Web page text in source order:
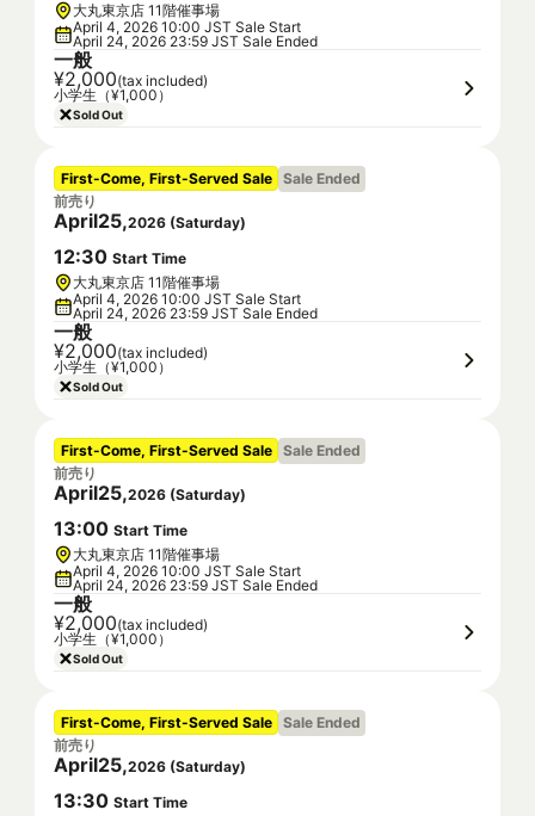
大丸東京店 11階催事場
April 4, 2026 10:00 JST Sale Start
April 24, 2026 23:59 JST Sale Ended
一般
¥2,000(tax included)
小学生（¥1,000）
Sold Out
First-Come, First-Served Sale Sale Ended
前売り
April25,2026 (Saturday)
12:30 Start Time
大丸東京店 11階催事場
April 4, 2026 10:00 JST Sale Start
April 24, 2026 23:59 JST Sale Ended
一般
¥2,000(tax included)
小学生（¥1,000）
Sold Out
First-Come, First-Served Sale Sale Ended
前売り
April25,2026 (Saturday)
13:00 Start Time
大丸東京店 11階催事場
April 4, 2026 10:00 JST Sale Start
April 24, 2026 23:59 JST Sale Ended
一般
¥2,000(tax included)
小学生（¥1,000）
Sold Out
First-Come, First-Served Sale Sale Ended
前売り
April25,2026 (Saturday)
13:30 Start Time